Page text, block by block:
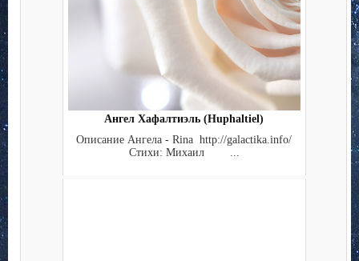
Ангел Хафалтиэль (Huphaltiel)
Описание Ангела - Rina http://galactika.info/
Стихи: Михаил ...